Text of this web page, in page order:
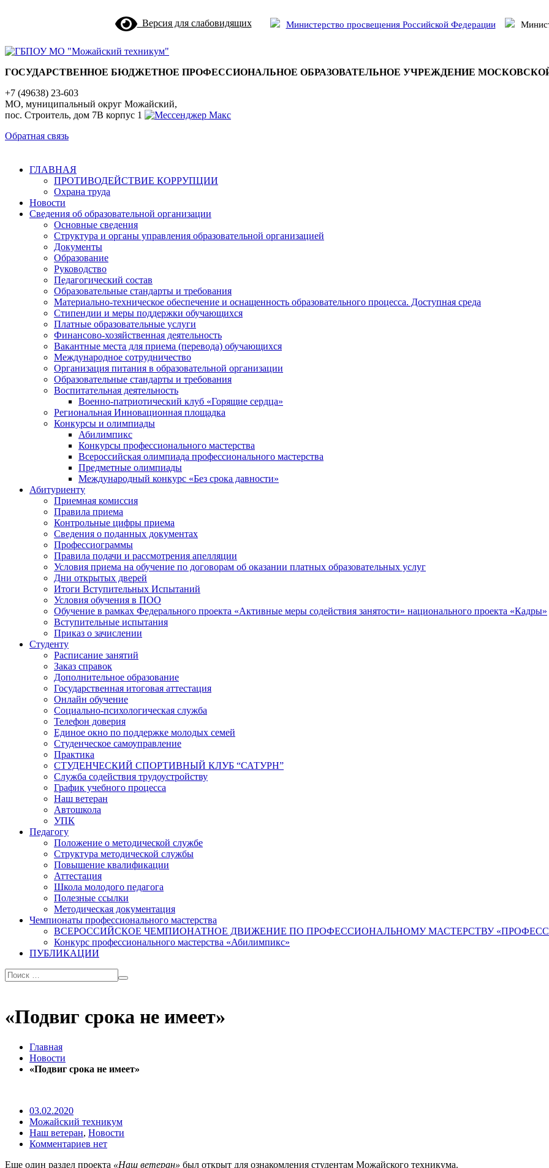
Версия для слабовидящих Министерство просвещения Российской Федерации
ГОСУДАРСТВЕННОЕ БЮДЖЕТНОЕ ПРОФЕССИОНАЛЬНОЕ ОБРАЗОВАТЕЛЬНОЕ УЧРЕЖДЕНИЕ
+7 (49638) 23-603
МО, муниципальный округ Можайский,
пос. Строитель, дом 7В корпус 1
Обратная связь
ГЛАВНАЯ
ПРОТИВОДЕЙСТВИЕ КОРРУПЦИИ
Охрана труда
Новости
Сведения об образовательной организации
Основные сведения
Структура и органы управления образовательной организацией
Документы
Образование
Руководство
Педагогический состав
Образовательные стандарты и требования
Материально-техническое обеспечение и оснащенность образовательного процесса. Доступная среда
Стипендии и меры поддержки обучающихся
Платные образовательные услуги
Финансово-хозяйственная деятельность
Вакантные места для приема (перевода) обучающихся
Международное сотрудничество
Организация питания в образовательной организации
Образовательные стандарты и требования
Воспитательная деятельность
Военно-патриотический клуб «Горящие сердца»
Региональная Инновационная площадка
Конкурсы и олимпиады
Абилимпикс
Конкурсы профессионального мастерства
Всероссийская олимпиада профессионального мастерства
Предметные олимпиады
Международный конкурс «Без срока давности»
Абитуриенту
Приемная комиссия
Правила приема
Контрольные цифры приема
Сведения о поданных документах
Профессиограммы
Правила подачи и рассмотрения апелляции
Условия приема на обучение по договорам об оказании платных образовательных услуг
Дни открытых дверей
Итоги Вступительных Испытаний
Условия обучения в ПОО
Обучение в рамках Федерального проекта «Активные меры содействия занятости» национального проекта «Кадры»
Вступительные испытания
Приказ о зачислении
Студенту
Расписание занятий
Заказ справок
Дополнительное образование
Государственная итоговая аттестация
Онлайн обучение
Социально-психологическая служба
Телефон доверия
Единое окно по поддержке молодых семей
Студенческое самоуправление
Практика
СТУДЕНЧЕСКИЙ СПОРТИВНЫЙ КЛУБ “САТУРН”
Служба содействия трудоустройству
График учебного процесса
Наш ветеран
Автошкола
УПК
Педагогу
Положение о методической службе
Структура методической службы
Повышение квалификации
Аттестация
Школа молодого педагога
Полезные ссылки
Методическая документация
Чемпионаты профессионального мастерства
ВСЕРОССИЙСКОЕ ЧЕМПИОНАТНОЕ ДВИЖЕНИЕ ПО ПРОФЕССИОНАЛЬНОМУ МАСТЕРСТВУ
Конкурс профессионального мастерства «Абилимпикс»
ПУБЛИКАЦИИ
«Подвиг срока не имеет»
Главная
Новости
«Подвиг срока не имеет»
03.02.2020
Можайский техникум
Наш ветеран, Новости
Комментариев нет
Еще один раздел проекта «Наш ветеран» был открыт для ознакомления студентам Можайского техникума.